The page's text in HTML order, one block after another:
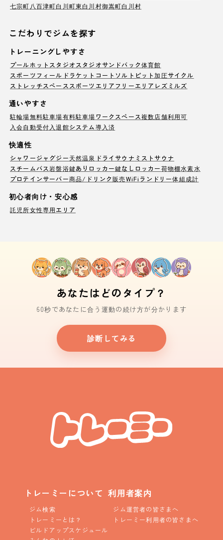
七宗町 八百津町白川町東白川村御嵩町白川村
こだわりでジムを探す
トレーニングしやすさ
プールホットスタジオ スタジオサンドバック体育館
スポーツフィールド ラケットコート ソルトピット加圧サイクル
ストレッチスペース スポーツエリア フリーエリア レズミルズ
通いやすさ
駐輪場無料駐車場有料駐車場ワークスペース複数店舗利用可
入会自動受付 入退館システム導入済
快適性
シャワージャグジー天然温泉 ドライサウナ ミストサウナ
スチームバス岩盤浴鍵ありロッカー鍵なしロッカー荷物棚水素水
プロテインサーバー商品/ドリンク販売WiFi ランドリー体組成計
初心者向け・安心感
託児所女性専用エリア
あなたはどのタイプ？
60秒であなたに合う運動の続け方が分かります
診断してみる
トレーミーについて
ジム検索
トレーミーとは？
ビルドアップスケジュール
利用者案内
ジム運営者の皆さまへ
トレーミー利用者の皆さまへ